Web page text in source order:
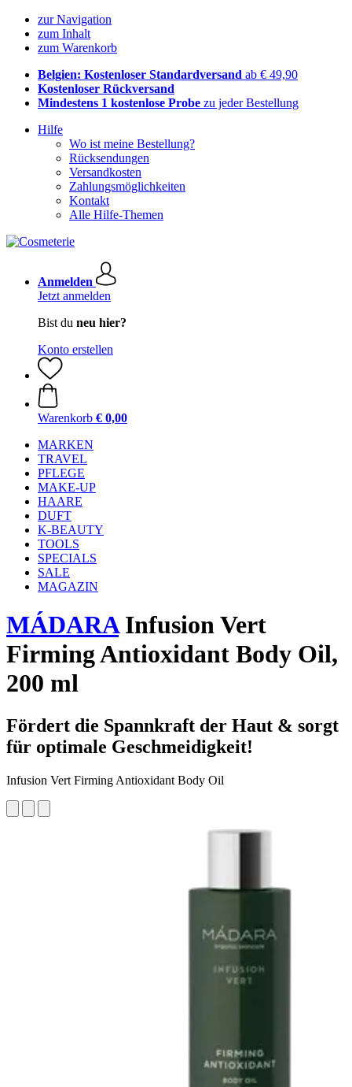
zur Navigation
zum Inhalt
zum Warenkorb
Belgien: Kostenloser Standardversand ab € 49,90
Kostenloser Rückversand
Mindestens 1 kostenlose Probe zu jeder Bestellung
Hilfe
Wo ist meine Bestellung?
Rücksendungen
Versandkosten
Zahlungsmöglichkeiten
Kontakt
Alle Hilfe-Themen
Anmelden
Jetzt anmelden
Bist du neu hier?
Konto erstellen
Warenkorb € 0,00
MARKEN
TRAVEL
PFLEGE
MAKE-UP
HAARE
DUFT
K-BEAUTY
TOOLS
SPECIALS
SALE
MAGAZIN
MÁDARAInfusion Vert
Firming Antioxidant Body Oil,
200 ml
Fördert die Spannkraft der Haut & sorgt
für optimale Geschmeidigkeit!
Infusion Vert Firming Antioxidant Body Oil